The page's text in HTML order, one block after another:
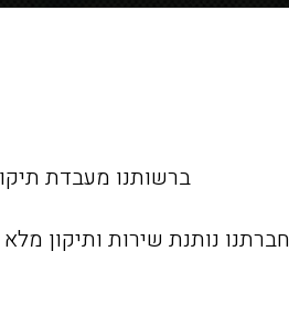
ברשותנו מעבדת תיקונים מקצועית עם 4
חברתנו נותנת שירות ותיקון